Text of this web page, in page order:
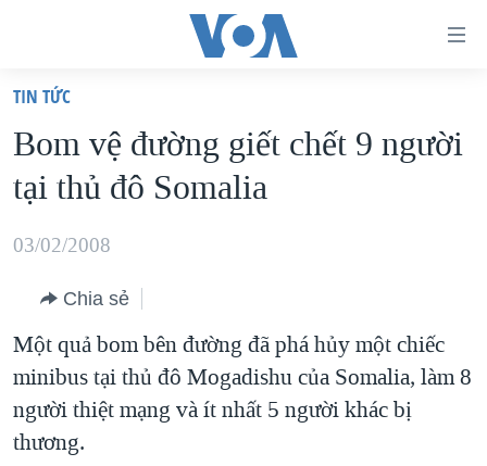
truy
cập
Tới
dung
chính
điều
hướng
chính
Đi
VIỆT NAM
HOA KỲ
BIỂN ĐÔNG
BLOG
DIỄN ĐÀN
MỤC
CHUYÊN ĐỀ
TIN TỨC
Bom vệ đường giết chết 9 người
tại thủ đô Somalia
03/02/2008
Chia sẻ
Một quả bom bên đường đã phá hủy một chiếc
minibus tại thủ đô Mogadishu của Somalia, làm 8
người thiệt mạng và ít nhất 5 người khác bị
thương.